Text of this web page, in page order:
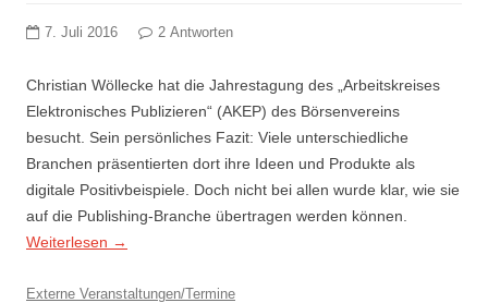
7. Juli 2016 2 Antworten
Christian Wöllecke hat die Jahrestagung des „Arbeitskreises
Elektronisches Publizieren“ (AKEP) des Börsenvereins
besucht. Sein persönliches Fazit: Viele unterschiedliche
Branchen präsentierten dort ihre Ideen und Produkte als
digitale Positivbeispiele. Doch nicht bei allen wurde klar, wie sie
auf die Publishing-Branche übertragen werden können.
Weiterlesen →
Externe Veranstaltungen/Termine